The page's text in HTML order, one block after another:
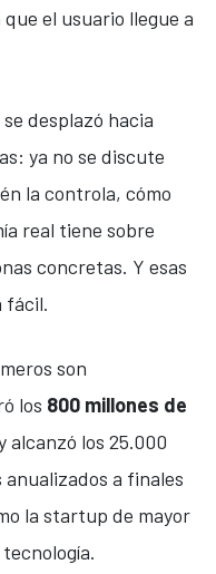
el usuario llegue a
desplazó hacia
ya no se discute
la controla, cómo
real tiene sobre
concretas. Y esas
fácil.
son
los 800 millones de
alcanzó los 25.000
anualizados a finales
la startup de mayor